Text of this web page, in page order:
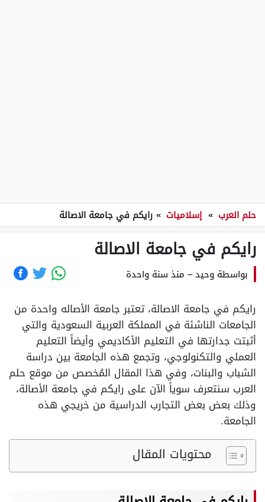
حلم العرب » إسلاميات » رايكم في جامعة الاصالة
رايكم في جامعة الاصالة
بواسطة وحيد– منذ سنة واحدة
رايكم في جامعة الاصالة، تعتبر جامعة الأصاله واحدة من
الجامعات الناشئة في المملكة العربية السعودية والتي
أثبتت جدارتها في التعليم الأكاديمي وأيضاً التعليم
العملي والتكنولوجي، وتجمع هذه الجامعة بين دراسة
الشباب والبنات، وفي هذا المقال المُخصص من موقع حلم
العرب سنتعرف سوياً الآن على رايكم في جامعة الأصالة،
وذلك بعض بعض التجارب الدراسية من خريجي هذه
الجامعة.
محتويات المقال